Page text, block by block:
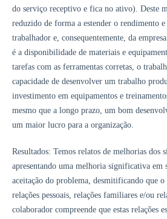
do serviço receptivo e fica no ativo). Deste
reduzido de forma a estender o rendimento
trabalhador e, consequentemente, da
é a disponibilidade de materiais e
tarefas com as ferramentas corretas, o
capacidade de desenvolver um trabalho
investimento em equipamentos e
mesmo que a longo prazo, um bom
um maior lucro para a organização.
Resultados: Temos relatos de melhorias dos
apresentando uma melhoria significativa em
aceitação do problema, desmitificando que
relações pessoais, relações familiares e/ou
colaborador compreende que estas relações